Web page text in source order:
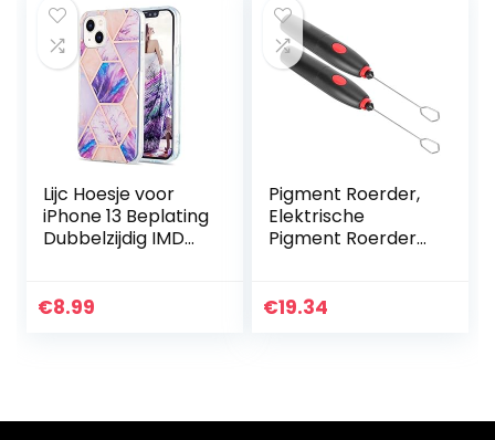
Lijc Hoesje voor
iPhone 13 Beplating
Dubbelzijdig IMD
Protector] Moeilijk
€8.99
Pigment Roerder,
Elektrische
Pigment Roerder
Elektrische Mixer
€19.34